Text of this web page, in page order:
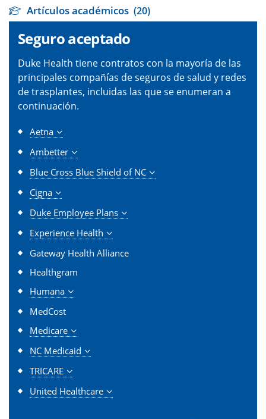
Artículos académicos (20)
Seguro aceptado
Duke Health tiene contratos con la mayoría de las
principales compañías de seguros de salud y redes
de trasplantes, incluidas las que se enumeran a
continuación.
Aetna
Ambetter
Blue Cross Blue Shield of NC
Cigna
Duke Employee Plans
Experience Health
Gateway Health Alliance
Healthgram
Humana
MedCost
Medicare
NC Medicaid
TRICARE
United Healthcare